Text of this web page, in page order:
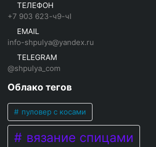
ТЕЛЕФОН
+7 903 623-ч9-чI
EMAIL
info-shpulya@yandex.ru
TELEGRAM
@shpulya_com
Облако тегов
пуловер с косами
вязание спицами